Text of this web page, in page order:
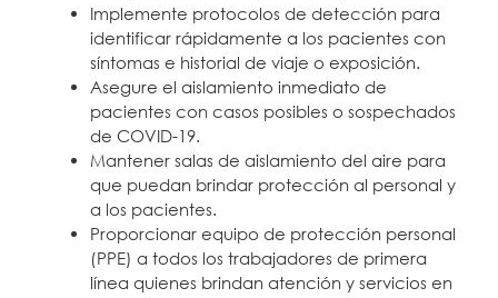
Implemente protocolos de detección para
identificar rápidamente a los pacientes con
síntomas e historial de viaje o exposición.
Asegure el aislamiento inmediato de
pacientes con casos posibles o sospechados
de COVID-19.
Mantener salas de aislamiento del aire para
que puedan brindar protección al personal y
a los pacientes.
Proporcionar equipo de protección personal
(PPE) a todos los trabajadores de primera
línea quienes brindan atención y servicios en